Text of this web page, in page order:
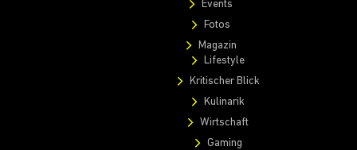
Events
Fotos
Magazin
Lifestyle
Kritischer Blick
Kulinarik
Wirtschaft
Gaming